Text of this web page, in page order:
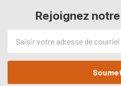
Rejoignez
de
courriel